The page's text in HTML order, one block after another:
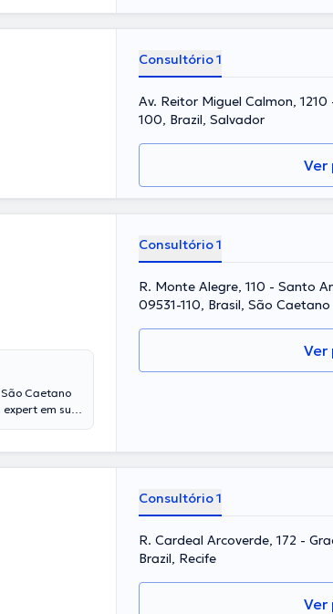
os idiomas
Consultório 1
Av. Reitor Miguel Calmon,
100, Brazil, Salvador
Ver
Caetano
expert em sua
são os
Consultório 1
R. Monte Alegre, 110 - Santo
09531-110, Brasil, São Caetano
Ver
Consultório 1
R. Cardeal Arcoverde, 172 -
Brazil, Recife
Ver